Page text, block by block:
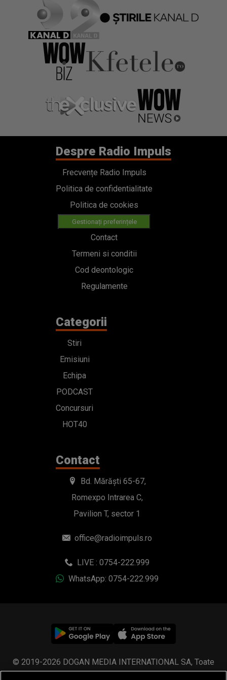
Despre Radio Impuls
Frecvențe Radio Impuls
Politica de confidentialitate
Politica de cookies
Gestionați preferințele
Contact
Termeni si conditii
Cod deontologic
Regulamente
Categorii
Stiri
Emisiuni
Echipa
PODCAST
Concursuri
HOT40
Contact
Bd. Mărăști 65-67,
Romexpo Intrarea C,
Pavilion T, sector 1
office@radioimpuls.ro
LIVE : 0754-222.999
WhatsApp: 0754-222.999
© 2019-2026 DOGAN MEDIA INTERNATIONAL SA, Toate
drepturile rezervate.